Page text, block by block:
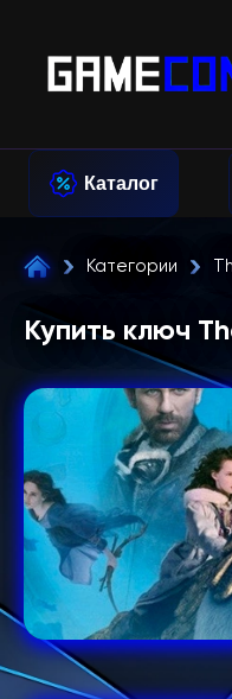
Каталог
Категории
Купить ключ